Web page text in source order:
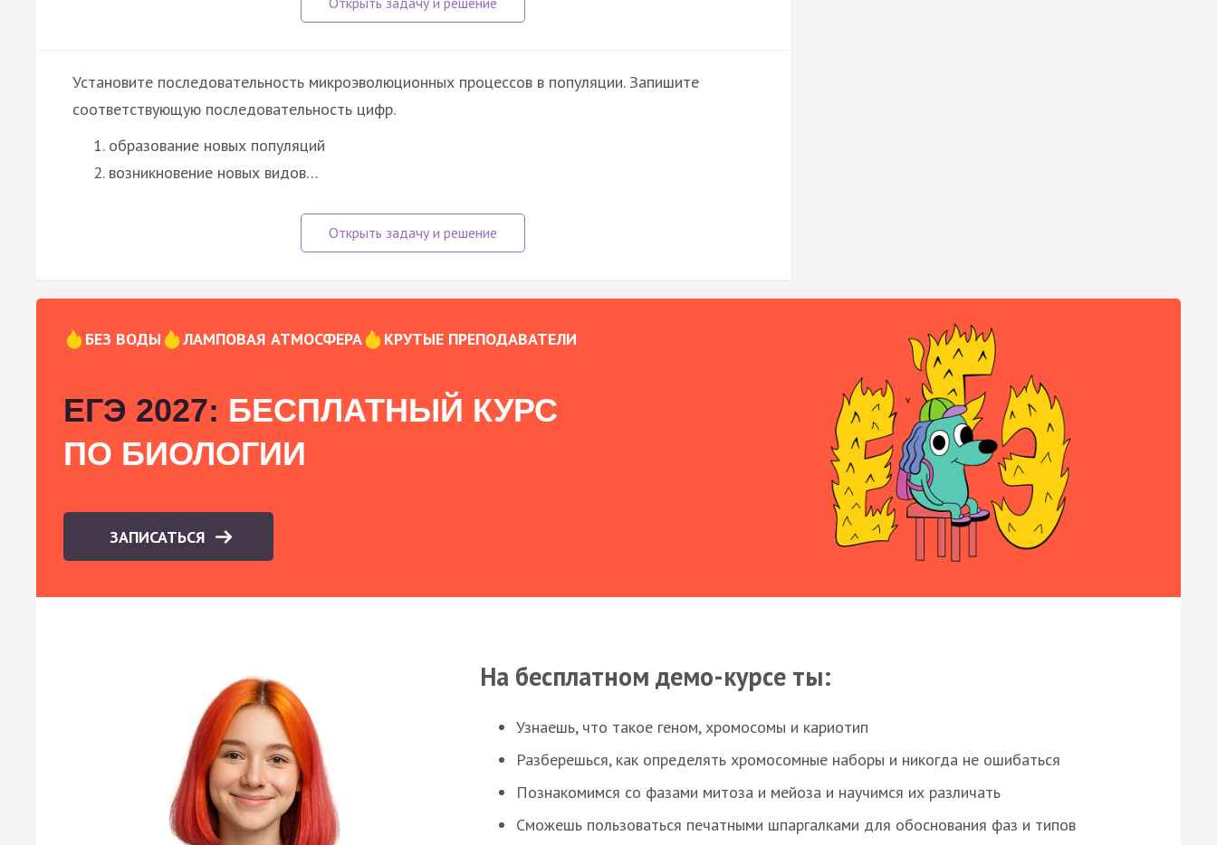
Установите последовательность микроэволюционных процессов в популяции. Запишите
соответствующую последовательность цифр.
образование новых популяций
возникновение новых видов…
БЕЗ ВОДЫ ЛАМПОВАЯ АТМОСФЕРА КРУТЫЕ ПРЕПОДАВАТЕЛИ
ЕГЭ 2027: БЕСПЛАТНЫЙ КУРС
ПО БИОЛОГИИ
ЗАПИСАТЬСЯ
На бесплатном демо-курсе ты:
Узнаешь, что такое геном, хромосомы и кариотип
Разберешься, как определять хромосомные наборы и никогда не ошибаться
Познакомимся со фазами митоза и мейоза и научимся их различать
Сможешь пользоваться печатными шпаргалками для обоснования фаз и типов